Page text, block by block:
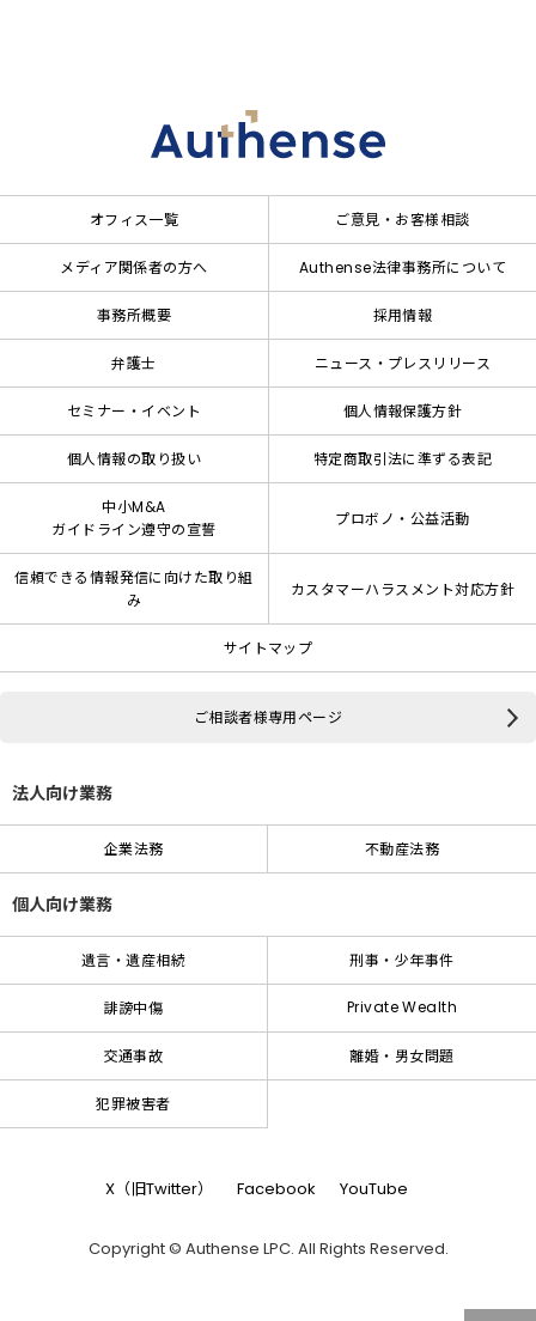
オフィス一覧 ご意見・お客様相談
メディア関係者の方へ Authense法律事務所について
事務所概要 採用情報
弁護士 ニュース・プレスリリース
セミナー・イベント 個人情報保護方針
個人情報の取り扱い 特定商取引法に準ずる表記
中小M&A
ガイドライン遵守の宣誓
プロボノ・公益活動
信頼できる情報発信に向けた取り組
み
カスタマーハラスメント対応方針
サイトマップ
ご相談者様専用ページ
法人向け業務
企業法務 不動産法務
個人向け業務
遺言・遺産相続 刑事・少年事件
誹謗中傷 Private Wealth
交通事故 離婚・男女問題
犯罪被害者
X（旧Twitter） Facebook YouTube
Copyright © Authense LPC. All Rights Reserved.